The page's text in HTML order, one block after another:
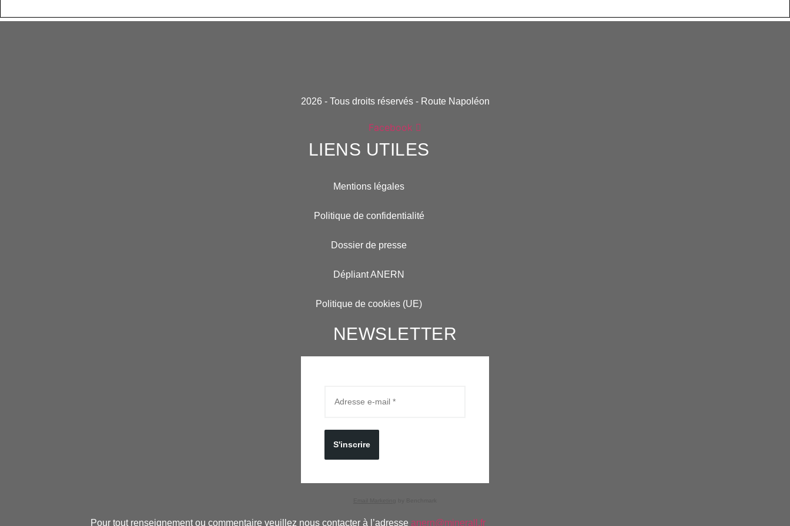
2026 - Tous droits réservés - Route Napoléon
Facebook
LIENS UTILES
Mentions légales
Politique de confidentialité
Dossier de presse
Dépliant ANERN
Politique de cookies (UE)
NEWSLETTER
S'inscrire
Pour tout renseignement ou commentaire veuillez nous contacter à l’adresseanern@minerall.fr